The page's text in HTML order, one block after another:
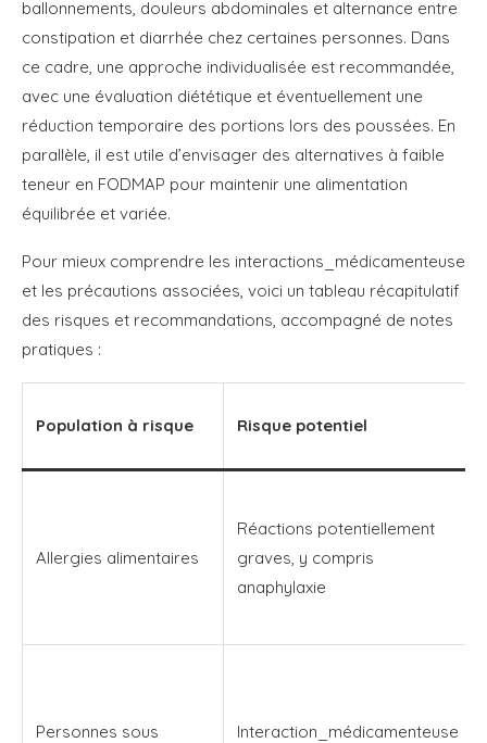
ballonnements, douleurs abdominales et alternance entre
constipation et diarrhée chez certaines personnes. Dans
ce cadre, une approche individualisée est recommandée,
avec une évaluation diététique et éventuellement une
réduction temporaire des portions lors des poussées. En
parallèle, il est utile d’envisager des alternatives à faible
teneur en FODMAP pour maintenir une alimentation
équilibrée et variée.
Pour mieux comprendre les interactions_médicamenteuse
et les précautions associées, voici un tableau récapitulatif
des risques et recommandations, accompagné de notes
pratiques :
Population à risque Risque potentiel
Allergies alimentaires
Réactions potentiellement
graves, y compris
anaphylaxie
Personnes sous
Interaction_médicamenteuse